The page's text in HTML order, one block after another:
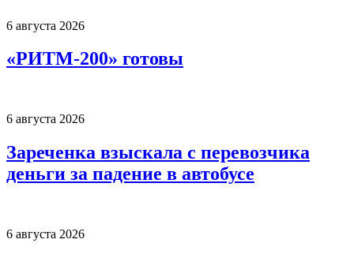
6 августа 2026
«РИТМ-200» готовы
6 августа 2026
Зареченка взыскала с перевозчика
деньги за падение в автобусе
6 августа 2026